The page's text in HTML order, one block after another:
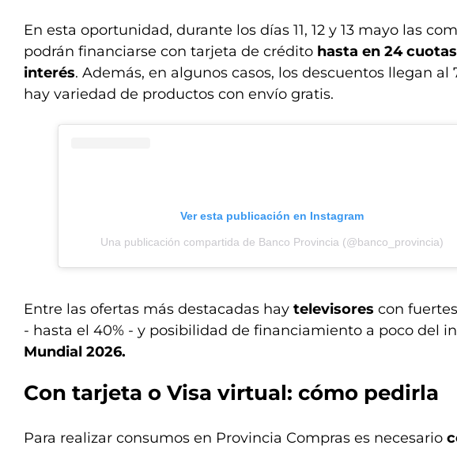
En esta oportunidad, durante los días 11, 12 y 13 mayo las
podrán financiarse con tarjeta de crédito hasta en 24
interés. Además, en algunos casos, los descuentos llegan al
hay variedad de productos con envío gratis.
Ver esta publicación en Instagram
Una publicación compartida de Banco Provincia (@banco_provincia)
Entre las ofertas más destacadas hay televisores con
- hasta el 40% - y posibilidad de financiamiento a poco del
Mundial 2026.
Con tarjeta o Visa virtual: cómo pedirla
Para realizar consumos en Provincia Compras es necesario